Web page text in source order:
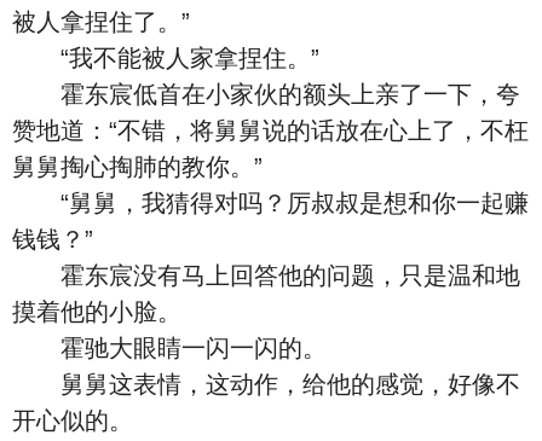
被人拿捏住了。”
“我不能被人家拿捏住。”
霍东宸低首在小家伙的额头上亲了一下，夸
赞地道：“不错，将舅舅说的话放在心上了，不枉
舅舅掏心掏肺的教你。”
“舅舅，我猜得对吗？厉叔叔是想和你一起赚
钱钱？”
霍东宸没有马上回答他的问题，只是温和地
摸着他的小脸。
霍驰大眼睛一闪一闪的。
舅舅这表情，这动作，给他的感觉，好像不
开心似的。